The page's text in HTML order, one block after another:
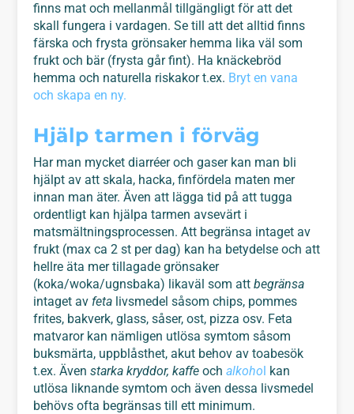
finns mat och mellanmål tillgängligt för att det
skall fungera i vardagen. Se till att det alltid finns
färska och frysta grönsaker hemma lika väl som
frukt och bär (frysta går fint). Ha knäckebröd
hemma och naturella riskakor t.ex. Bryt en vana
och skapa en ny.
Hjälp tarmen i förväg
Har man mycket diarréer och gaser kan man bli
hjälpt av att skala, hacka, finfördela maten mer
innan man äter. Även att lägga tid på att tugga
ordentligt kan hjälpa tarmen avsevärt i
matsmältningsprocessen. Att begränsa intaget av
frukt (max ca 2 st per dag) kan ha betydelse och att
hellre äta mer tillagade grönsaker
(koka/woka/ugnsbaka) likaväl som attbegränsa
intaget av feta livsmedel såsom chips, pommes
frites, bakverk, glass, såser, ost, pizza osv. Feta
matvaror kan nämligen utlösa symtom såsom
buksmärta, uppblåsthet, akut behov av toabesök
t.ex. Även starka kryddor, kaffe ochalkohol kan
utlösa liknande symtom och även dessa livsmedel
behövs ofta begränsas till ett minimum.